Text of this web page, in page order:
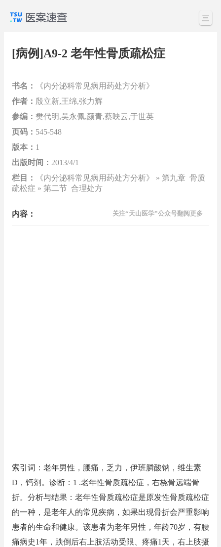
三
[病例]A9-2 老年性骨质疏松症
书名：
《内分泌科常见病用药处方分析》
作者： 殷立新,王绵,张力辉
参编： 樊代明,吴永佩,颜青,蔡映云,于世英
页码： 545-548
版本： 1
出版时间： 2013/4/1
栏目：
《内分泌科常见病用药处方分析》 » 第九章 骨质
疏松症 » 第二节 合理处方
内容： 关注“天山医学”公众号翻阅更多
索引词：老年男性，腰痛，乏力，伊班膦酸钠，维生素
D，钙剂。诊断：1 .老年性骨质疏松症，右桡骨远端骨
折。分析与结果：老年性骨质疏松症是原发性骨质疏松症
的一种，是老年人的常见疾病，如果出现骨折会严重影响
患者的生命和健康。该患者为老年男性，年龄70岁，有腰
痛病史1年，跌倒后右上肢活动受限、疼痛1天，右上肢摄